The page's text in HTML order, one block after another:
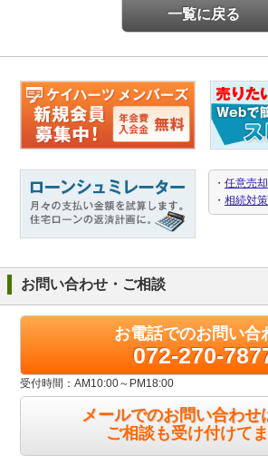
一覧に戻る
・任意売
・相続対
お問い合わせ・ご相談
お電話でのお問い合
072-270-
受付時間：AM10:00～PM18:00
メールでのお問い合わせ
ご相談も受け付けてま